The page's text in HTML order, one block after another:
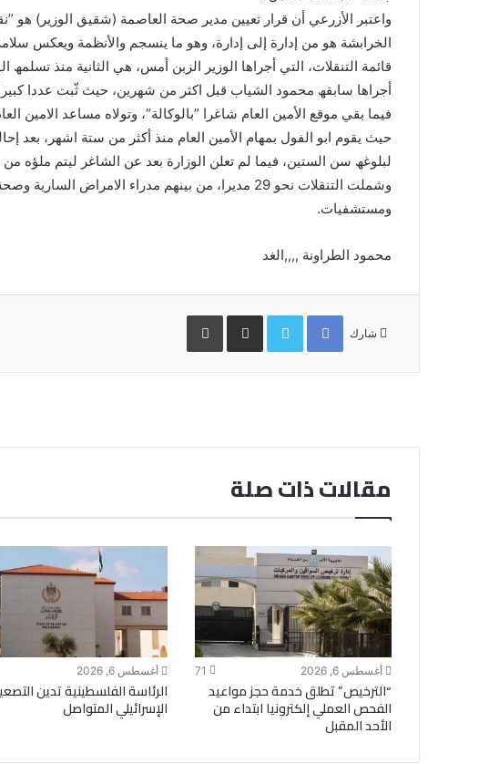
واعتبر الأزرعي أن قرار تعیین مدیر صحة العاصمة (شقیق الوزیر) ھو
الخرابشة ھو من إدارة إلى إدارة، وھو ما ینسجم والأنظمة ویعكس
قائمة التنقلات، التي أجراھا الوزیر الزبن أمس، ھي الثانیة منذ
أجراھا سابقھ محمود الشیاب قبل اكثر من شھرین، حیث ثّبت عددا
فیما بقي موقع الأمین العام شاغرا ”بالوكالة“، وتولاه مساعد
حیث یقوم ابو الفول بمھام الأمین العام منذ أكثر من ستة اشھر، بعد
لبلوغھ سن الستین، فیما لم تعلن الوزارة بعد عن الشاغر لیتم ملؤه من
وشملت التنقلات نحو 29 مدیرا، من بینھم مدراء
ومستشفیات.
محمود الطراونة ,,,,الغد
شارك
Facebook
Twitterمشاركة
البريد
طباعة
مقالات ذات صلة
أغسطس 6, 2026 71
“الترخيص” تطلق خدمة حجز مواعيد
الفحص العملي إلكترونيا ابتداء من
الأحد المقبل
أغسطس 6, 2026
الرئاسة الفلسطينية تدين
الإسرائيلي المتواصل